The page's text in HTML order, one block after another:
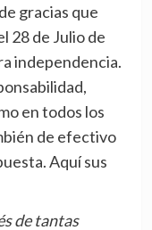
gracias que
28 de Julio de
independencia.
en todos los
de efectivo
Aquí sus
de tantas